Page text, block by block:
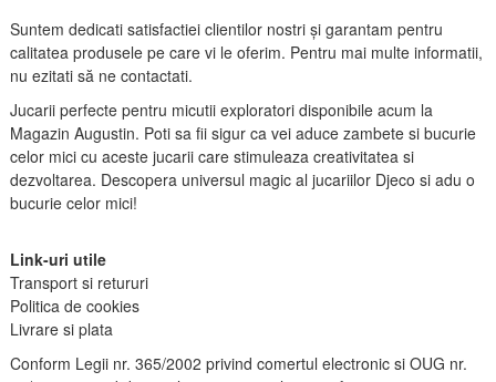
Suntem dedicati satisfactiei clientilor nostri și garantam pentru
calitatea produsele pe care vi le oferim. Pentru mai multe informatii,
nu ezitati să ne contactati.
Jucarii perfecte pentru micutii exploratori disponibile acum la
Magazin Augustin. Poti sa fii sigur ca vei aduce zambete si bucurie
celor mici cu aceste jucarii care stimuleaza creativitatea si
dezvoltarea. Descopera universul magic al jucariilor Djeco si adu o
bucurie celor mici!
Link-uri utile
Transport si retururi
Politica de cookies
Livrare si plata
Conform Legii nr. 365/2002 privind comertul electronic si OUG nr.